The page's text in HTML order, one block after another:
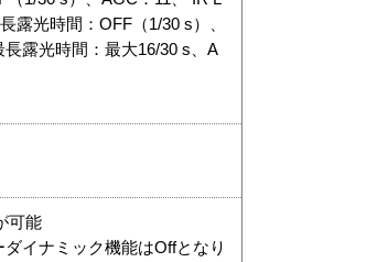
露光時間：OFF（1/30 s）、
露光時間：最大16/30 s、A
可能
イナミック機能はOffとなり